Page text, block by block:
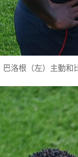
巴洛根（左）主動和